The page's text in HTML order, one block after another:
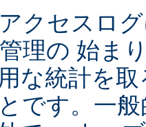
クセスロ
理の 始ま
な統計を
です。一